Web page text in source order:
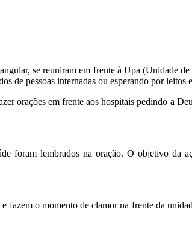
se reuniram em frente à Upa (Unidade
de pessoas internadas ou esperando por
orações em frente aos hospitais pedindo a
foram lembrados na oração. O objetivo da
o momento de clamor na frente da